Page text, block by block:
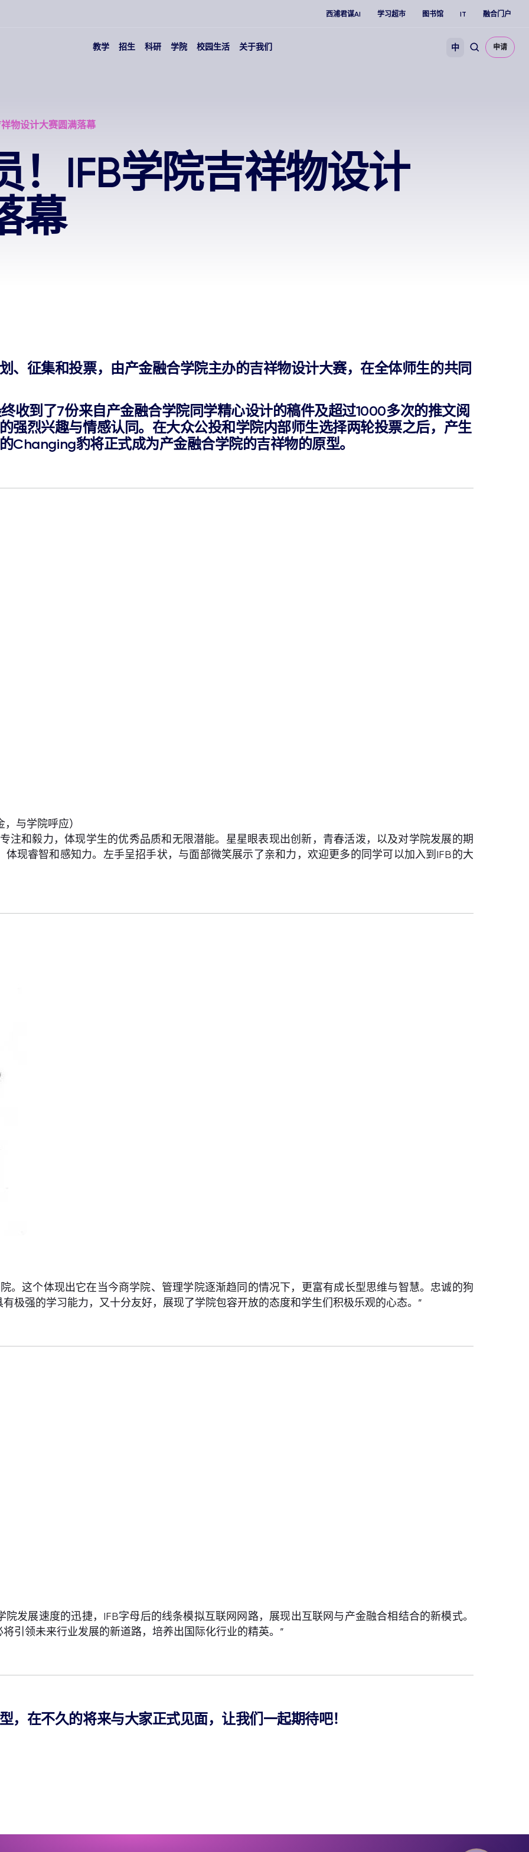
西浦君谋AI 学习超市 图书馆 IT 融合门户
教学 招生 科研 学院 校园生活 关于我们 中 申请
物设计大赛圆满落幕
！IFB学院吉祥物设计
幕
、征集和投票，由产金融合学院主办的吉祥物设计大赛，在全体师生的共同
收到了7份来自产金融合学院同学精心设计的稿件及超过1000多次的推文阅
强烈兴趣与情感认同。在大众公投和学院内部师生选择两轮投票之后，产生
Changing豹将正式成为产金融合学院的吉祥物的原型。
与学院呼应）
注和毅力，体现学生的优秀品质和无限潜能。星星眼表现出创新，青春活泼，以及对学院发展的期
现睿智和感知力。左手呈招手状，与面部微笑展示了亲和力，欢迎更多的同学可以加入到IFB的大
。这个体现出它在当今商学院、管理学院逐渐趋同的情况下，更富有成长型思维与智慧。忠诚的狗
极强的学习能力，又十分友好，展现了学院包容开放的态度和学生们积极乐观的心态。”
发展速度的迅捷，IFB字母后的线条模拟互联网网路，展现出互联网与产金融合相结合的新模式。
引领未来行业发展的新道路，培养出国际化行业的精英。”
，在不久的将来与大家正式见面，让我们一起期待吧！